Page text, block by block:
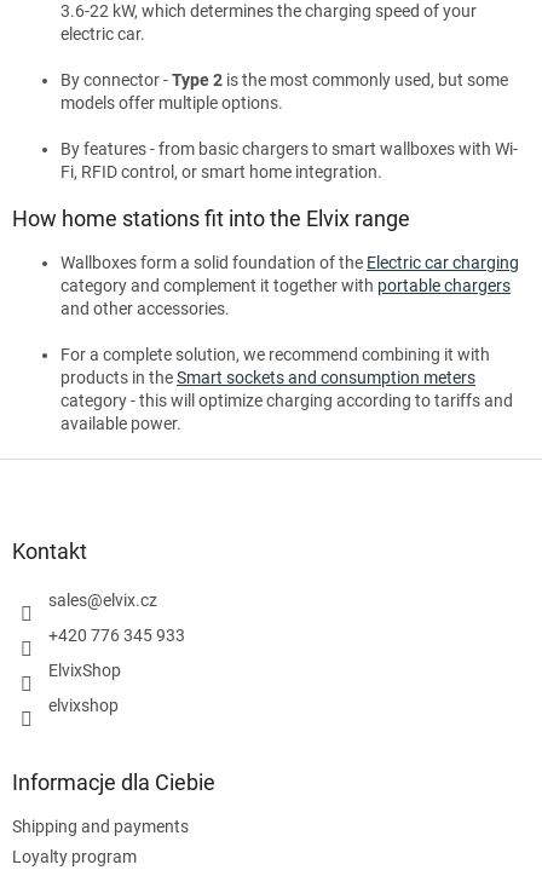
3.6-22 kW, which determines the charging speed of your
electric car.
By connector -Type 2 is the most commonly used, but some
models offer multiple options.
By features - from basic chargers to smart wallboxes with Wi-
Fi, RFID control, or smart home integration.
How home stations fit into the Elvix range
Wallboxes form a solid foundation of the Electric car charging
category and complement it together with portable chargers
and other accessories.
For a complete solution, we recommend combining it with
products in theSmart sockets and consumption meters
category - this will optimize charging according to tariffs and
available power.
Kontakt
sales@elvix.cz
+420 776 345 933
ElvixShop
elvixshop
Informacje dla Ciebie
Shipping and payments
Loyalty program